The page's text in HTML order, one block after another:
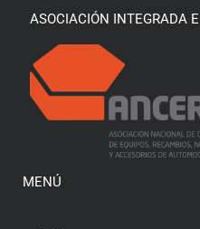
ASOCIACIÓN INTEGRADA
MENÚ